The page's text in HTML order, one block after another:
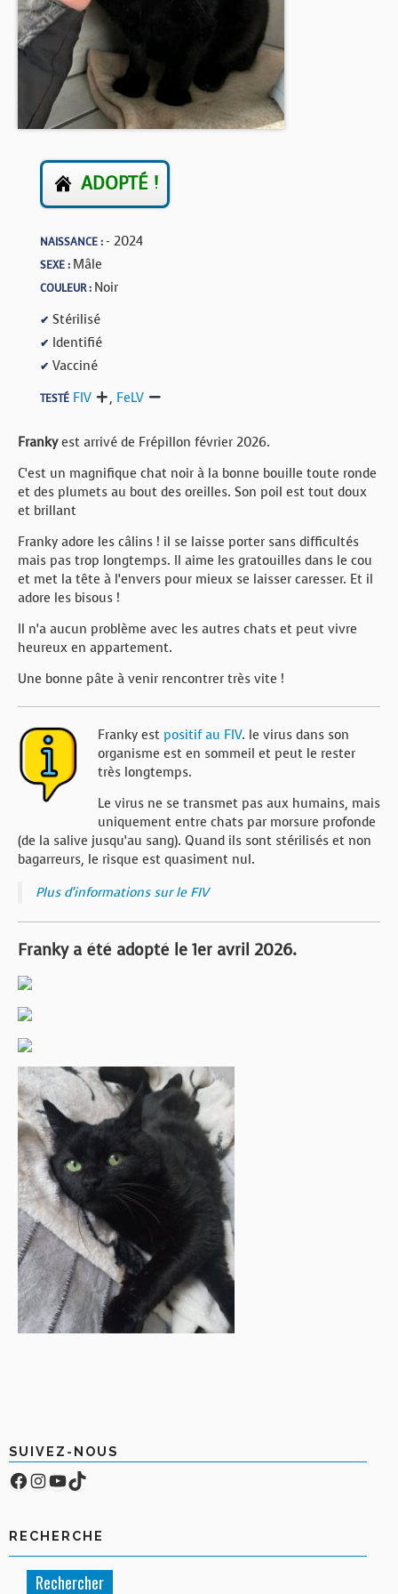
BOUTIQUE
FORUM
ADOPTÉ !
NAISSANCE :- 2024
SEXE : Mâle
COULEUR : Noir
✔ Stérilisé
✔ Identifié
✔ Vacciné
TESTÉ FIV , FeLV
Frankyest arrivé de Frépillon février 2026.
C’est un magnifique chat noir à la bonne bouille toute ronde
et des plumets au bout des oreilles. Son poil est tout doux
et brillant
Franky adore les câlins ! il se laisse porter sans difficultés
mais pas trop longtemps. Il aime les gratouilles dans le cou
et met la tête à l’envers pour mieux se laisser caresser. Et il
adore les bisous !
Il n’a aucun problème avec les autres chats et peut vivre
heureux en appartement.
Une bonne pâte à venir rencontrer très vite !
Franky est positif au FIV. le virus dans son
organisme est en sommeil et peut le rester
très longtemps.
Le virus ne se transmet pas aux humains, mais
uniquement entre chats par morsure profonde
(de la salive jusqu’au sang). Quand ils sont stérilisés et non
bagarreurs, le risque est quasiment nul.
Plus d’informations sur le FIV
Franky a été adopté le 1er avril 2026.
SUIVEZ-NOUS
Facebook
Compte Instagram
YouTube
TikTok
RECHERCHE
Rechercher :